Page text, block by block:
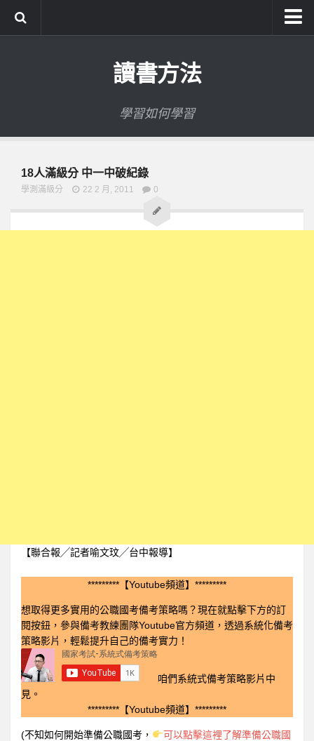
讀書方法
學習如何學習
18人滿級分 中一中破紀錄
學測滿級分 22 2 月, 2011 0
【聯合報╱記者喻文玟╱台中報導】
*********【Youtube頻道】*********
想取得更多實用的公職國考備考策略嗎？現在就點擊下方的訂
閱按鈕，參與備考教練團隊Youtube官方頻道，透過系統化備考
策略影片，輕鬆提升自己的備考實力！
咱們系統式備考策略影片中
見。
*********【Youtube頻道】*********
(不知如何開始準備公職國考，
可以點擊這裡了解準備公職國